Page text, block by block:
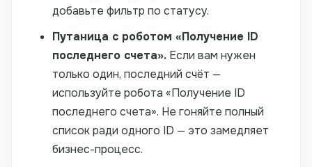
добавьте фильтр по статусу.
Путаница с роботом «Получение ID
последнего счета». Если вам нужен
только один, последний счёт —
используйте робота «Получение ID
последнего счета». Не гоняйте полный
список ради одного ID — это замедляет
бизнес-процесс.